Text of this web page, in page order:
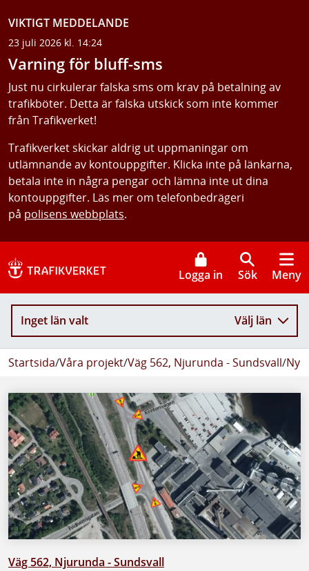
VIKTIGT MEDDELANDE
23 juli 2026 kl. 14:24
Varning för bluff-sms
Just nu cirkulerar falska sms om krav på betalning av
trafikböter. Detta är falska utskick som inte kommer
från Trafikverket!
Trafikverket skickar aldrig ut uppmaningar om
utlämnande av kontouppgifter. Klicka inte på länkarna,
betala inte in några pengar och lämna inte ut dina
kontouppgifter. Läs mer om telefonbedrägeri
på polisens webbplats.
Logga in Sök Meny
Inget län valt Välj län
Startsida/Våra projekt/Väg 562, Njurunda - Sundsvall/
Väg 562, Njurunda - Sundsvall